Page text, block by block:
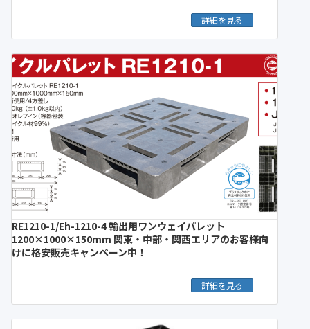
詳細を見る
RE1210-1/Eh-1210-4 輸出用ワンウェイパレット
1200×1000×150mm 関東・中部・関西エリアのお客様向
けに格安販売キャンペーン中！
詳細を見る